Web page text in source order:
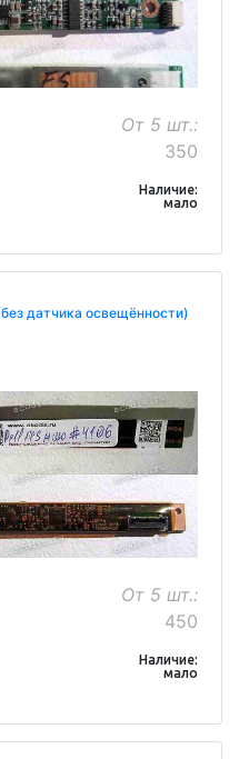
От 5 шт.:
350
Наличие:
мало
датчика освещённости)
От 5 шт.:
450
Наличие:
мало